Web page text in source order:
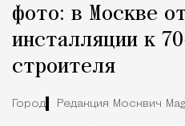
фото: в Москве
инсталляции к
строителя
Город Редакция Москвич